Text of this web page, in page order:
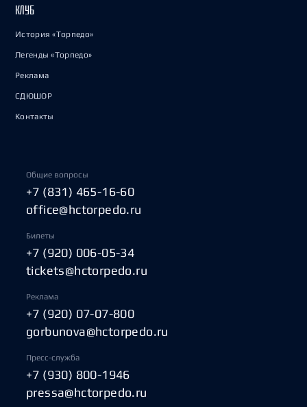
КЛУБ
История «Торпедо»
Легенды «Торпедо»
Реклама
СДЮШОР
Контакты
Общие вопросы
+7 (831) 465-16-60
office@hctorpedo.ru
Билеты
+7 (920) 006-05-34
tickets@hctorpedo.ru
Реклама
+7 (920) 07-07-800
gorbunova@hctorpedo.ru
Пресс-служба
+7 (930) 800-1946
pressa@hctorpedo.ru